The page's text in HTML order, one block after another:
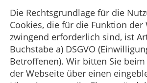
Die Rechtsgrundlage für die
Cookies, die für die Funktion der
zwingend erforderlich sind, ist
Buchstabe a) DSGVO
Betroffenen). Wir bitten Sie
der Webseite über einen